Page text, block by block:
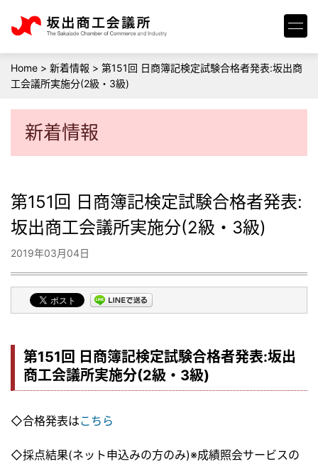
Home > 新着情報 > 第151回 日商簿記検定試験合格者発表:坂出商
工会議所実施分(2級・3級)
新着情報
第151回 日商簿記検定試験合格者発表:
坂出商工会議所実施分(2級・3級)
2019年03月04日
第151回 日商簿記検定試験合格者発表:坂出
商工会議所実施分(2級・3級)
◇合格発表はこちら
◇採点結果(ネット申込みの方のみ)※成績照会サービスの